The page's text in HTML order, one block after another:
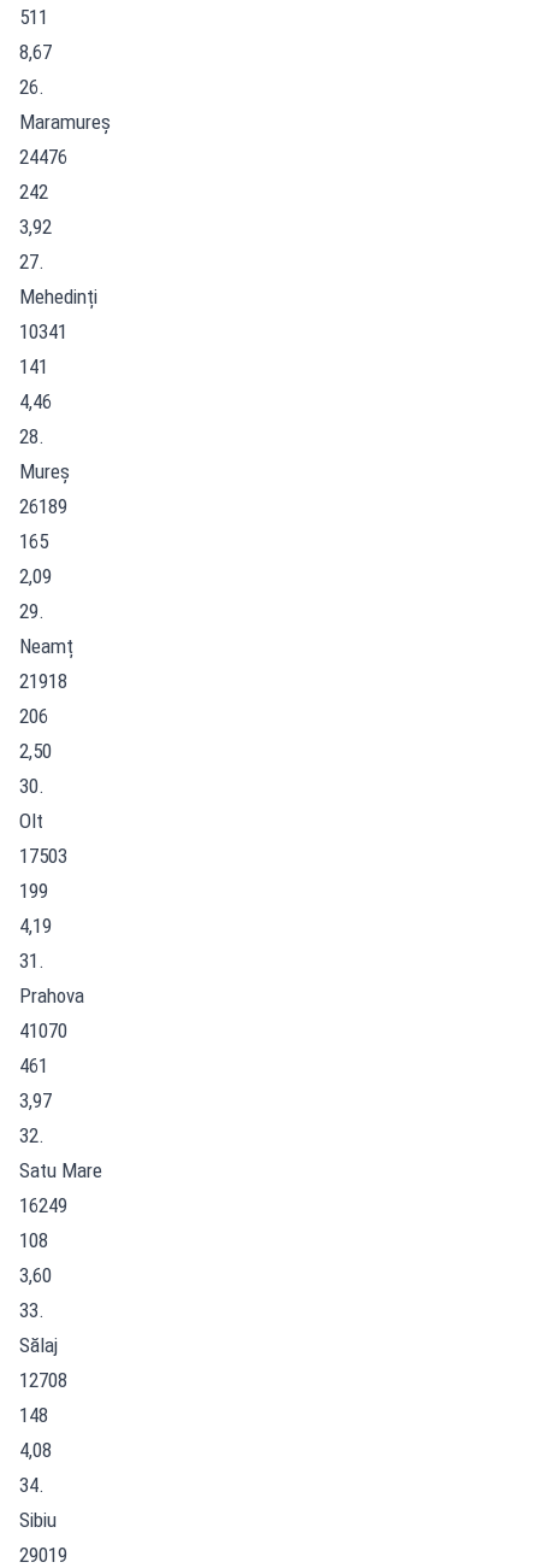
511
8,67
26.
Maramureș
24476
242
3,92
27.
Mehedinți
10341
141
4,46
28.
Mureș
26189
165
2,09
29.
Neamț
21918
206
2,50
30.
Olt
17503
199
4,19
31.
Prahova
41070
461
3,97
32.
Satu Mare
16249
108
3,60
33.
Sălaj
12708
148
4,08
34.
Sibiu
29019